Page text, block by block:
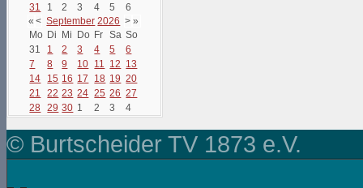
31
1 2 3 4 5
6
« < September 2026 > »
Mo Di Mi Do Fr Sa So
31
1 2 3 4 5
6
7
8 9 10 11 12 13
14
15 16 17 18 19 20
21
22 23 24 25 26 27
28 29 30 1 2 3 4
© Burtscheider TV 1873 e.V.